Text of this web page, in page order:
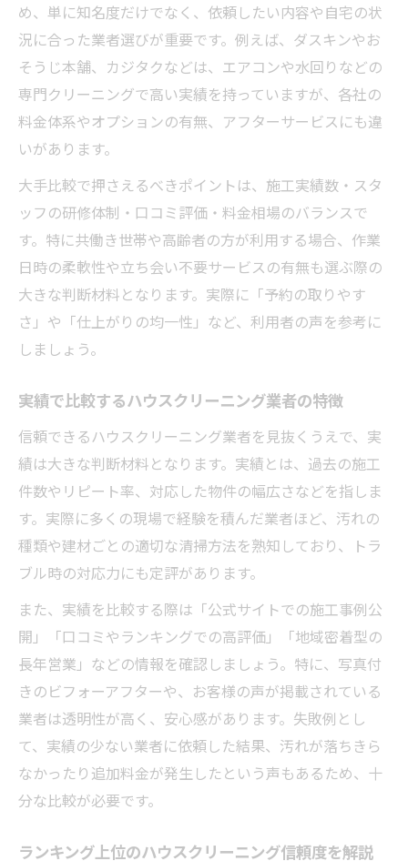
め、単に知名度だけでなく、依頼したい内容や自宅の状
況に合った業者選びが重要です。例えば、ダスキンやお
そうじ本舗、カジタクなどは、エアコンや水回りなどの
専門クリーニングで高い実績を持っていますが、各社の
料金体系やオプションの有無、アフターサービスにも違
いがあります。
大手比較で押さえるべきポイントは、施工実績数・スタ
ッフの研修体制・口コミ評価・料金相場のバランスで
す。特に共働き世帯や高齢者の方が利用する場合、作業
日時の柔軟性や立ち会い不要サービスの有無も選ぶ際の
大きな判断材料となります。実際に「予約の取りやす
さ」や「仕上がりの均一性」など、利用者の声を参考に
しましょう。
実績で比較するハウスクリーニング業者の特徴
信頼できるハウスクリーニング業者を見抜くうえで、実
績は大きな判断材料となります。実績とは、過去の施工
件数やリピート率、対応した物件の幅広さなどを指しま
す。実際に多くの現場で経験を積んだ業者ほど、汚れの
種類や建材ごとの適切な清掃方法を熟知しており、トラ
ブル時の対応力にも定評があります。
また、実績を比較する際は「公式サイトでの施工事例公
開」「口コミやランキングでの高評価」「地域密着型の
長年営業」などの情報を確認しましょう。特に、写真付
きのビフォーアフターや、お客様の声が掲載されている
業者は透明性が高く、安心感があります。失敗例とし
て、実績の少ない業者に依頼した結果、汚れが落ちきら
なかったり追加料金が発生したという声もあるため、十
分な比較が必要です。
ランキング上位のハウスクリーニング信頼度を解説